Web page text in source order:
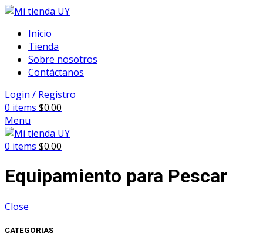
Inicio
Tienda
Sobre nosotros
Contáctanos
Login / Registro
0 items $0.00
Menu
0 items $0.00
Equipamiento para Pescar
Close
CATEGORIAS